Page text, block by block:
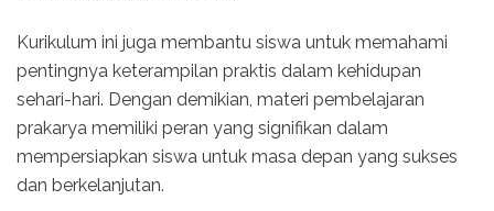
Kurikulum ini juga membantu siswa untuk memahami
pentingnya keterampilan praktis dalam kehidupan
sehari-hari. Dengan demikian, materi pembelajaran
prakarya memiliki peran yang signifikan dalam
mempersiapkan siswa untuk masa depan yang sukses
dan berkelanjutan.